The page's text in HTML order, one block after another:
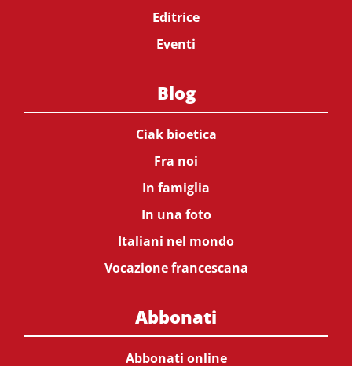
Editrice
Eventi
Blog
Ciak bioetica
Fra noi
In famiglia
In una foto
Italiani nel mondo
Vocazione francescana
Abbonati
Abbonati online